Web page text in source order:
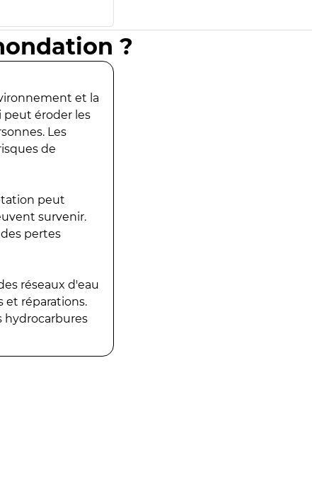
?
et la
peut éroder les
Les
de
peut
survenir.
pertes
réseaux d'eau
réparations.
hydrocarbures